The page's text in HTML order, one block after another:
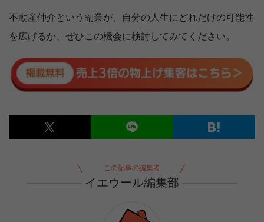
不動産仲介という副業が、自分の人生にどれだけの可能性
を広げるか、ぜひこの機会に検討してみてください。
この記事の編集者
イエウール編集部